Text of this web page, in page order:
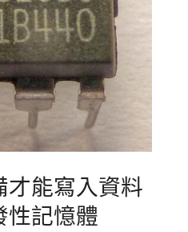
才能寫入資料
性記憶體